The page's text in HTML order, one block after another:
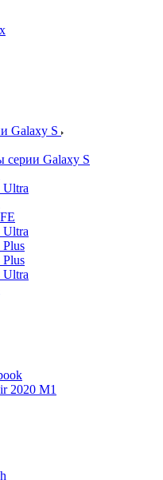
Galaxy S
серии Galaxy S
Ultra
Ultra
Plus
Plus
Ultra
2020 M1